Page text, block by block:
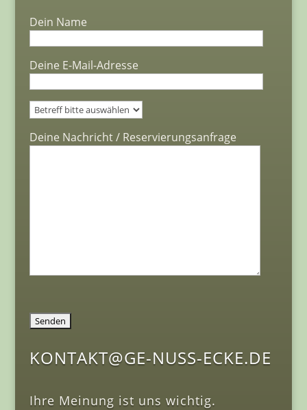
Dein Name
Deine E-Mail-Adresse
Deine Nachricht / Reservierungsanfrage
KONTAKT@GE-NUSS-ECKE.DE
Ihre Meinung ist uns wichtig.